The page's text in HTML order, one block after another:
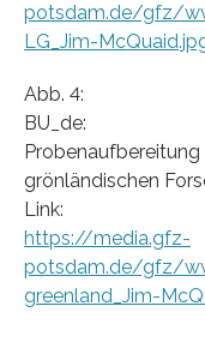
potsdam.de/gfz/
LG_Jim-
Abb. 4:
BU_de:
grönländischen
Link:
https://media.gfz-
potsdam.de/gfz/
greenland_Jim-